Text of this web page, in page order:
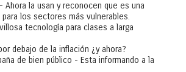
Ahora la usan y reconocen que es una
los sectores más vulnerables.
tecnología para clases a larga
debajo de la inflación ¿y ahora?
de bien público - Esta informando a la